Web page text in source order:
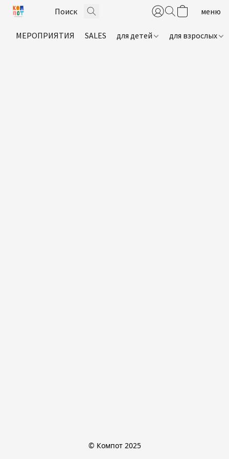
МЕРОПРИЯТИЯ SALES для детей для взрослых
© Компот 2025